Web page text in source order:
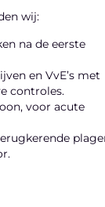
wij:
na de eerste
en VvE’s met
controles.
voor acute